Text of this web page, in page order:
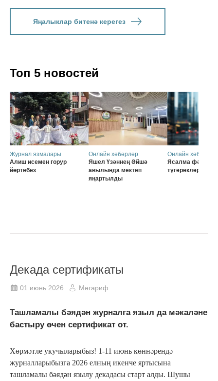
Яңалыклар битенә керегез
Топ 5 новостей
Журнал язмалары
Алиш исемен горур
йөртәбез
Онлайн хәбәрләр
Яшел Үзәннең Әйшә
авылында мәктәп
яңартылды
Онлайн хәбәрләр
Ясалма фәһем
түгәрәкләр
Декада сертификаты
01 июнь 2026 Мәгариф
Ташламалы бәядән журналга языл да мәкаләне
бастыру өчен сертификат от.
Хөрмәтле укучыларыбыз! 1-11 июнь көннәрендә
журналларыбызга 2026 елның икенче яртысына
ташламалы бәядән язылу декадасы старт алды. Шушы